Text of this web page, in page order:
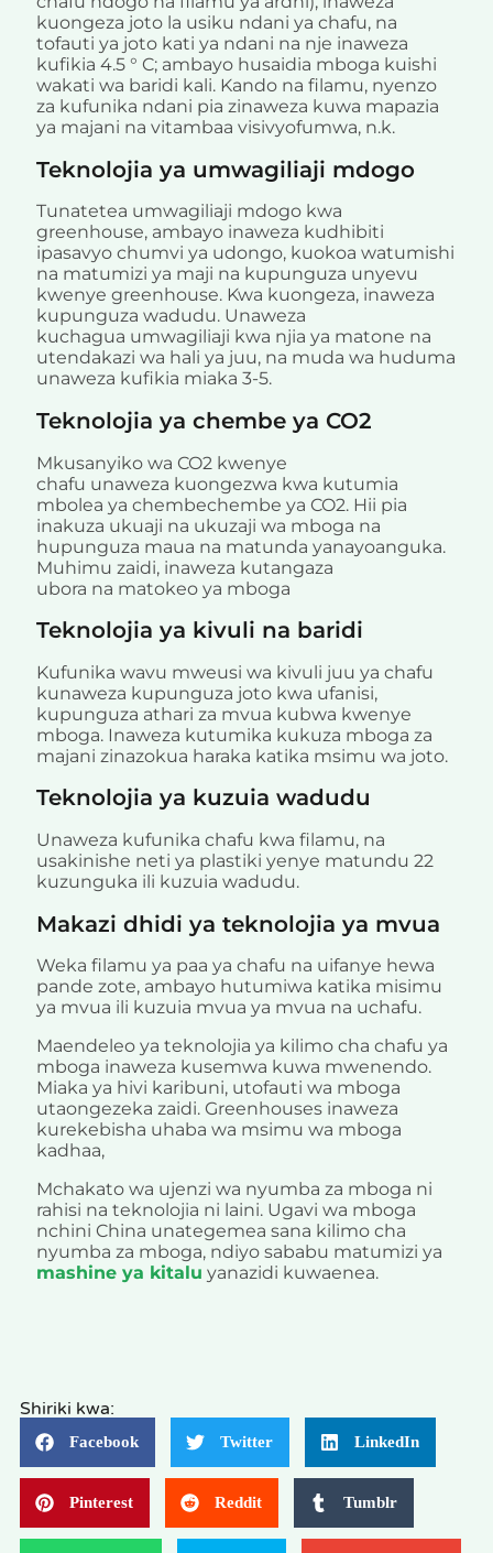
kuongeza joto la usiku ndani ya chafu, na
tofauti ya joto kati ya ndani na nje inaweza
kufikia 4.5 ° C; ambayo husaidia mboga kuishi
wakati wa baridi kali. Kando na filamu, nyenzo
za kufunika ndani pia zinaweza kuwa mapazia
ya majani na vitambaa visivyofumwa, n.k.
Teknolojia ya umwagiliaji mdogo
Tunatetea umwagiliaji mdogo kwa
greenhouse, ambayo inaweza kudhibiti
ipasavyo chumvi ya udongo, kuokoa watumishi
na matumizi ya maji na kupunguza unyevu
kwenye greenhouse. Kwa kuongeza, inaweza
kupunguza wadudu. Unaweza
kuchagua umwagiliaji kwa njia ya matone na
utendakazi wa hali ya juu, na muda wa huduma
unaweza kufikia miaka 3-5.
Teknolojia ya chembe ya CO2
Mkusanyiko wa CO2 kwenye
chafu unaweza kuongezwa kwa kutumia
mbolea ya chembechembe ya CO2. Hii pia
inakuza ukuaji na ukuzaji wa mboga na
hupunguza maua na matunda yanayoanguka.
Muhimu zaidi, inaweza kutangaza
ubora na matokeo ya mboga
Teknolojia ya kivuli na baridi
Kufunika wavu mweusi wa kivuli juu ya chafu
kunaweza kupunguza joto kwa ufanisi,
kupunguza athari za mvua kubwa kwenye
mboga. Inaweza kutumika kukuza mboga za
majani zinazokua haraka katika msimu wa joto.
Teknolojia ya kuzuia wadudu
Unaweza kufunika chafu kwa filamu, na
usakinishe neti ya plastiki yenye matundu 22
kuzunguka ili kuzuia wadudu.
Makazi dhidi ya teknolojia ya mvua
Weka filamu ya paa ya chafu na uifanye hewa
pande zote, ambayo hutumiwa katika misimu
ya mvua ili kuzuia mvua ya mvua na uchafu.
Maendeleo ya teknolojia ya kilimo cha chafu ya
mboga inaweza kusemwa kuwa mwenendo.
Miaka ya hivi karibuni, utofauti wa mboga
utaongezeka zaidi. Greenhouses inaweza
kurekebisha uhaba wa msimu wa mboga
kadhaa,
Mchakato wa ujenzi wa nyumba za mboga ni
rahisi na teknolojia ni laini. Ugavi wa mboga
nchini China unategemea sana kilimo cha
nyumba za mboga, ndiyo sababu matumizi ya
mashine ya kitalu yanazidi kuwaenea.
Shiriki kwa:
Facebook Twitter LinkedIn
Pinterest Reddit Tumblr